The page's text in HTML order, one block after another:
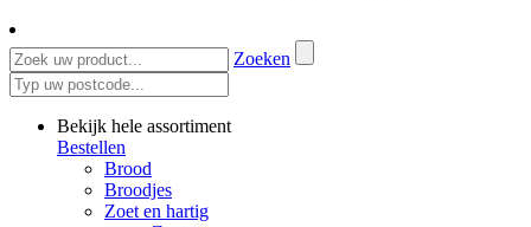
Zoeken
Bekijk hele assortiment
Bestellen
Brood
Broodjes
Zoet en hartig